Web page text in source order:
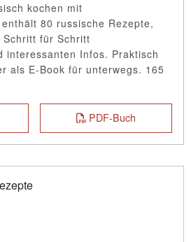
kochen mit
80 russische Rezepte,
für Schritt
interessanten Infos. Praktisch
als E-Book für unterwegs. 165
PDF-Buch